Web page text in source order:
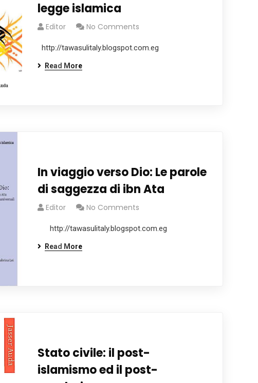
legge islamica
Editor No Comments
http://tawasulitaly.blogspot.com.eg
Read More
In viaggio verso Dio: Le parole
di saggezza di ibn Ata
Editor No Comments
http://tawasulitaly.blogspot.com.eg
Read More
Stato civile: il post-
islamismo ed il post-